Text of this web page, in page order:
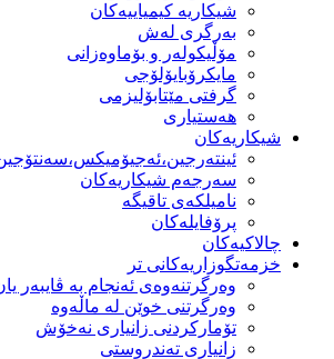
شیكاریە كیمیاییەكان
بەرگری لەش
مۆڵیكولەر و بۆماوەزانی
مایكرۆبایۆلۆجی
گرفتی مێتابۆلیزمی
هەستیاری
شیكاریەكان
سەرجەم شیكاریەكان
نامیلكەی تاقیگە
پرۆفایلەكان
چالاکیەکان
خزمەتگوزاریەكانی تر
وه‌رگرتنه‌وه‌ی ئه‌نجام به‌ ڤایبه‌ر
وەرگرتنی خوێن لە ماڵەوە
تۆماركردنی زانیاری نەخۆش
زانیاری تەندروستی